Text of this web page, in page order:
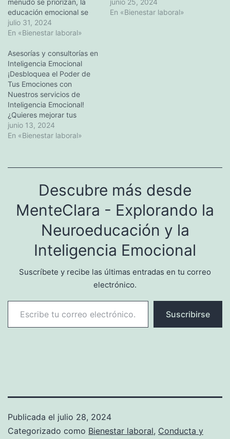
educación emocional se
pasa por alto. Sin
embargo, no invertir en
emocional puede tener
profundas implicaciones en
nuestra vida personal y
laboral. Este artículo
explora las consecuencias
de esta omisión y ofrece
soluciones…
julio 31, 2024
En «Bienestar laboral»
recursos disponibles para
En «Bienestar laboral»
Asesorías y consultorías en
Inteligencia Emocional
¡Desbloquea el Poder de
Tus Emociones con
Nuestros servicios de
Inteligencia Emocional!
¿Quieres mejorar tus
relaciones, impulsar tu
carrera y enriquecer tu
inteligencia emocional: la
emociones y comprender a
los demás. En nuestros
talleres y cursos de
desarrollo de…
junio 13, 2024
En «Bienestar laboral»
Descubre más desde
MenteClara - Explorando la
Neuroeducación y la
Inteligencia Emocional
Suscríbete y recibe las últimas entradas en tu correo
electrónico.
Escribe tu correo electrónico…
Suscribirse
Publicada el julio 28, 2024
Categorizado como Bienestar laboral, Conducta y